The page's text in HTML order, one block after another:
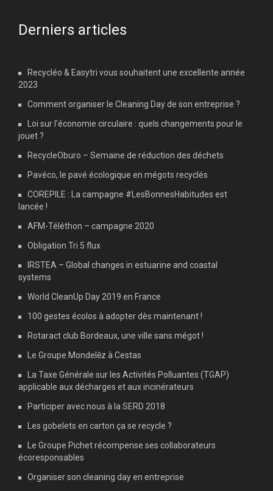
Derniers articles
Recycléo & Easytri vous souhaitent une excellente année
2023
Comment organiser le Cleaning Day de son entreprise ?
Loi sur l’économie circulaire : quels changements pour le
jouet ?
RecycleOburo – Semaine de réduction des déchets
Pavéco, le pavé écologique en mégots recyclés
COREPILE : La campagne #LesBonnesHabitudes est
lancée !
AFM-Téléthon – campagne 2020
Obligation Tri 5 flux
IRSTEA – Global changes in estuarine and coastal
systems
World CleanUp Day 2019 en France
100 gestes écolos à adopter dès maintenant !
Rotaract club Bordeaux, une ville sans mégot !
Le Groupe Mondelēz à Cestas
La Taxe Générale sur les Activités Polluantes (TGAP)
applicable aux décharges et aux incinérateurs
Participer avec nous à la SERD 2018
Les gobelets en carton ça se recycle ?
Le Groupe Pichet récompense ses collaborateurs
écoresponsables
Organiser son cleaning day en entreprise